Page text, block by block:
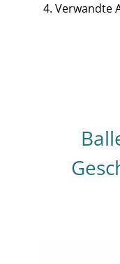
Verwandte